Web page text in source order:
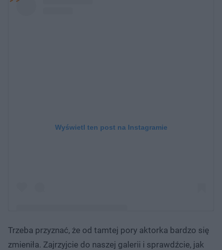
Wyświetl ten post na Instagramie
Post udostępniony przez Pierwsza Miłość
Trzeba przyznać, że od tamtej pory aktorka bardzo się
zmieniła. Zajrzyjcie do naszej galerii i sprawdźcie, jak